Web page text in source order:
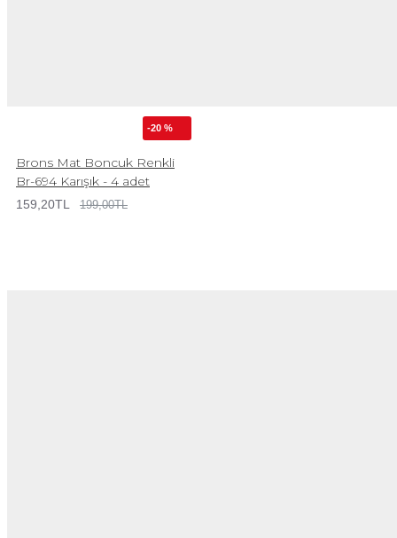
-20 %
Brons Mat Boncuk Renkli
Br-694 Karışık - 4 adet
159,20TL 199,00TL